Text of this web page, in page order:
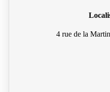
4 rue de la